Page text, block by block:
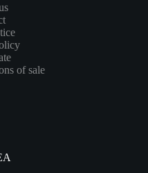
of sale